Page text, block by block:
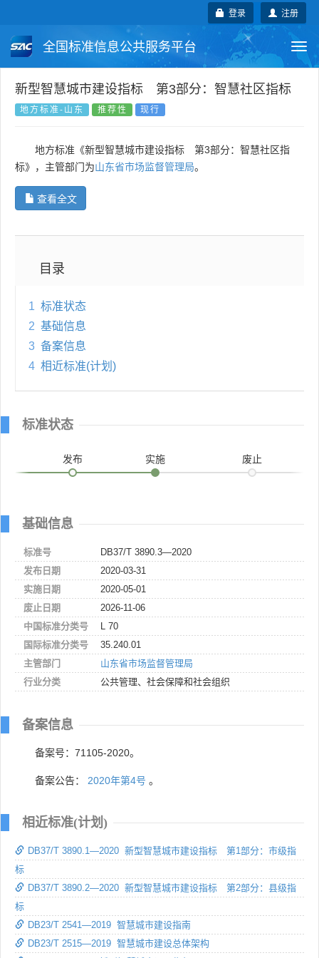
注册
登录
全国标准信息公共服务平台
国家标准 行业标准 地方标准
国外标准 技术委员会
新型智慧城市建设指标 第3部分：智慧社区指标
地方标准-山东 推荐性 现行
地方标准《新型智慧城市建设指标 第3部分：智慧社区指
标》，主管部门为山东省市场监督管理局。
查看全文
目录
1 标准状态
2 基础信息
3 备案信息
4 相近标准(计划)
标准状态
发布 实施 废止
基础信息
标准号
DB37/T 3890.3—2020
发布日期
2020-03-31
实施日期
2020-05-01
废止日期
2026-11-06
中国标准分类号
L 70
国际标准分类号
35.240.01
主管部门
山东省市场监督管理局
行业分类
公共管理、社会保障和社会组织
备案信息
备案号：71105-2020。
备案公告： 2020年第4号 。
相近标准(计划)
DB37/T 3890.1—2020 新型智慧城市建设指标 第1部分：市级指
标
DB37/T 3890.2—2020 新型智慧城市建设指标 第2部分：县级指
标
DB23/T 2541—2019 智慧城市建设指南
DB23/T 2515—2019 智慧城市建设总体架构